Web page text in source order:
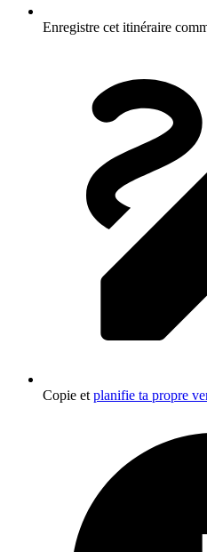
Enregistre cet itinéraire
Copie et planifie ta propre